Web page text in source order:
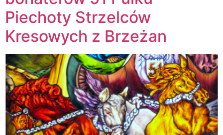
Piechoty Strzelców
Kresowych z Brzeżan